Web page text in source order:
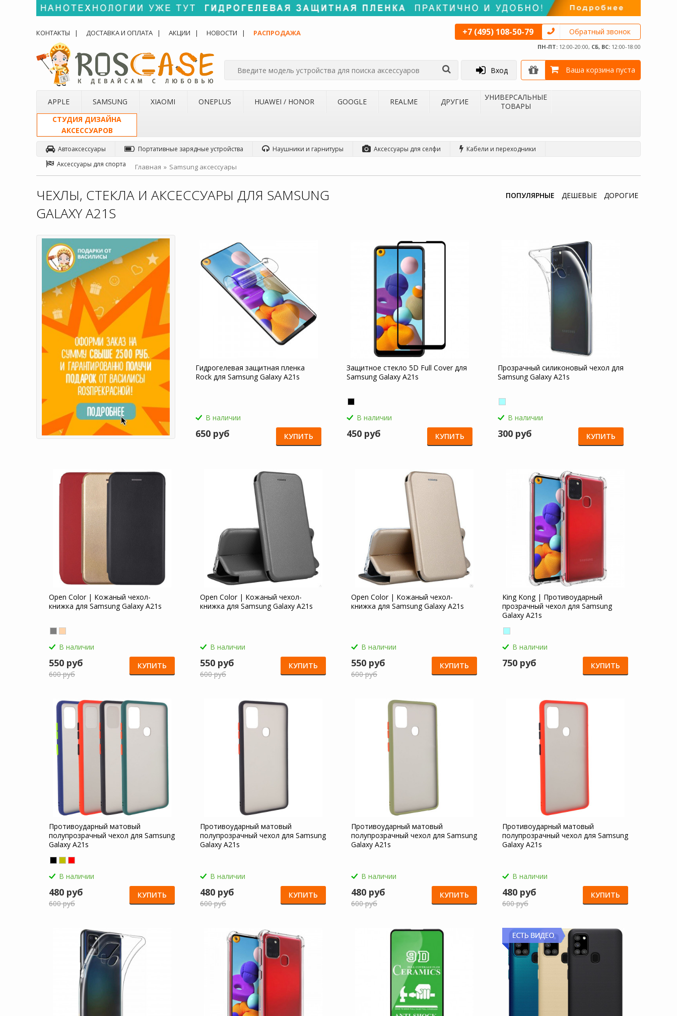
КОНТАКТЫ ДОСТАВКА И ОПЛАТА АКЦИИ НОВОСТИ РАСПРОДАЖА +7 (495) 108-50-79 Обратный звонок
ПН-ПТ: 12:00-20:00, СБ, ВС: 12:00-18:00
Вход Ваша корзина пуста
APPLE SAMSUNG XIAOMI ONEPLUS HUAWEI / HONOR GOOGLE REALME ДРУГИЕ
УНИВЕРСАЛЬНЫЕ
ТОВАРЫ
СТУДИЯ ДИЗАЙНА
АКСЕССУАРОВ
Автоаксессуары Портативные зарядные устройства Наушники и гарнитуры Аксессуары для селфи
Кабели и переходники
Аксессуары для спорта
Главная Samsung аксессуары
ЧЕХЛЫ, СТЕКЛА И АКСЕССУАРЫ ДЛЯ SAMSUNG
GALAXY A21S
ПОПУЛЯРНЫЕ ДЕШЕВЫЕ ДОРОГИЕ
Гидрогелевая защитная пленка
Rock для Samsung Galaxy A21s
В наличии
650 руб КУПИТЬ
Защитное стекло 5D Full Cover для
Samsung Galaxy A21s
В наличии
450 руб КУПИТЬ
Прозрачный силиконовый чехол для
Samsung Galaxy A21s
В наличии
300 руб КУПИТЬ
Open Color | Кожаный чехол-
книжка для Samsung Galaxy A21s
В наличии
550 руб
600 руб
КУПИТЬ
Open Color | Кожаный чехол-
книжка для Samsung Galaxy A21s
В наличии
550 руб
600 руб
КУПИТЬ
Open Color | Кожаный чехол-
книжка для Samsung Galaxy A21s
В наличии
550 руб
600 руб
КУПИТЬ
King Kong | Противоударный
прозрачный чехол для Samsung
Galaxy A21s
В наличии
750 руб КУПИТЬ
Противоударный матовый
полупрозрачный чехол для Samsung
Galaxy A21s
В наличии
480 руб
600 руб
КУПИТЬ
Противоударный матовый
полупрозрачный чехол для Samsung
Galaxy A21s
В наличии
480 руб
600 руб
КУПИТЬ
Противоударный матовый
полупрозрачный чехол для Samsung
Galaxy A21s
В наличии
480 руб
600 руб
КУПИТЬ
Противоударный матовый
полупрозрачный чехол для Samsung
Galaxy A21s
В наличии
480 руб
600 руб
КУПИТЬ